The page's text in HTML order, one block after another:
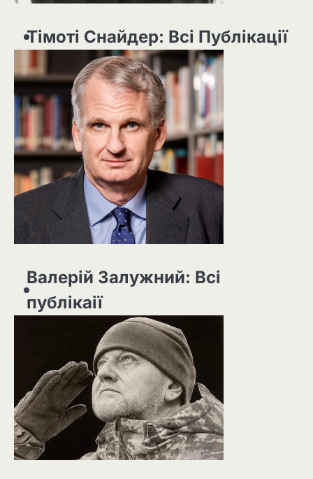
Тімоті Снайдер: Всі Публікації
Валерій Залужний: Всі
публікаії